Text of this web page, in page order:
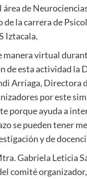
de
la carrera de
Iztacala.
manera virtual
de esta actividad la
Arriaga, Directora
por este
porque ayuda a
se pueden tener
y de
Gabriela Leticia
comité